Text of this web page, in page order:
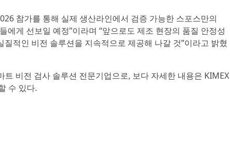
참가를 통해 실제 생산라인에서 검증 가능한 스포스만의
에게 선보일 예정”이라며 “앞으로도 제조 현장의 품질 안정성
적인 비전 솔루션을 지속적으로 제공해 나갈 것”이라고 밝혔
비전 검사 솔루션 전문기업으로, 보다 자세한 내용은 KIMEX
수 있다.